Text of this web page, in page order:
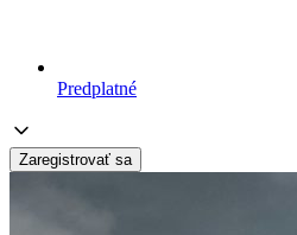
Predplatné
Zaregistrovať sa